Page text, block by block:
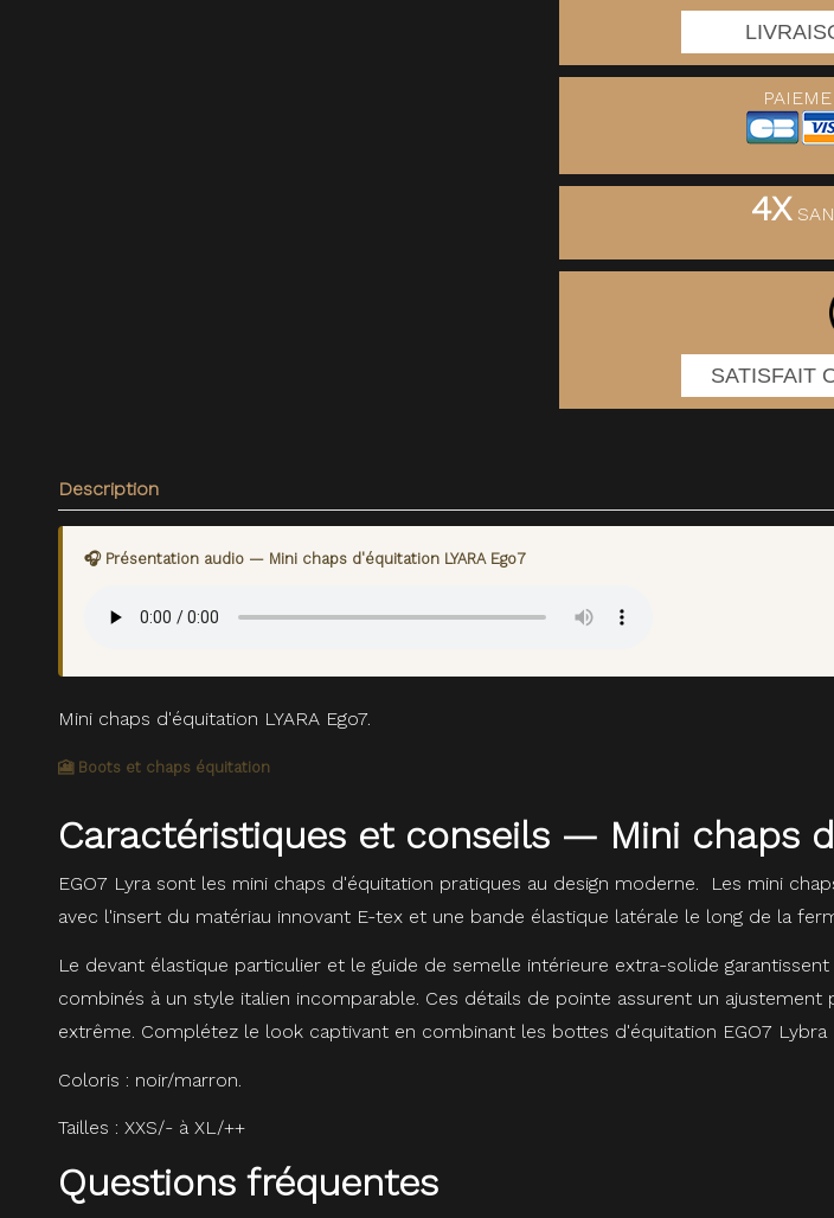
4X
SATISFAIT
Description
🎧 Présentation audio — Mini chaps d'équitation LYARA Ego7
Mini chaps d'équitation LYARA Ego7.
🎦 Boots et chaps équitation
Caractéristiques et conseils — Mini chaps
EGO7 Lyra sont les mini chaps d'équitation pratiques au design moderne. Les mini
avec l'insert du matériau innovant E-tex et une bande élastique latérale le long de la
Le devant élastique particulier et le guide de semelle intérieure extra-solide
combinés à un style italien incomparable. Ces détails de pointe assurent un
extrême. Complétez le look captivant en combinant les bottes d'équitation EGO7 Lybra
Coloris : noir/marron.
Tailles : XXS/- à XL/++
Questions fréquentes